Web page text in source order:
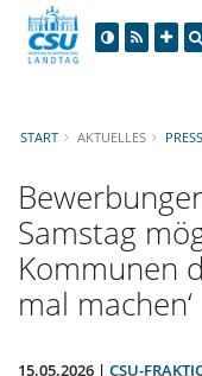
START AKTUELLES
Samstag
Kommunen
mal machen‘
15.05.2026 | CSU-